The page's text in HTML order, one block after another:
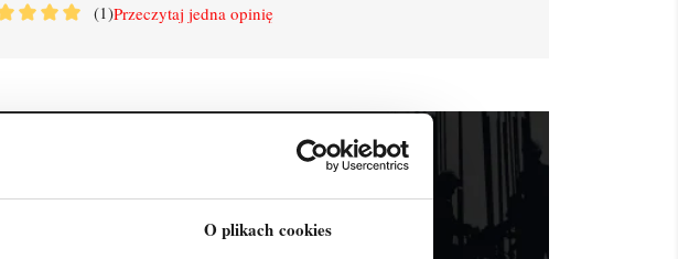
O plikach cookies
(1)Przeczytaj jedna opinię